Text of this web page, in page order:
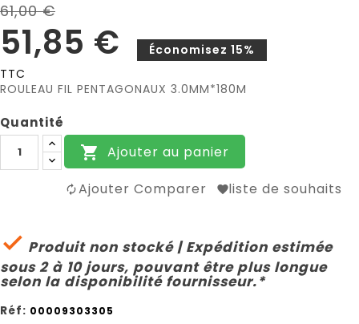
61,00 €
51,85 €
Économisez 15%
TTC
ROULEAU FIL PENTAGONAUX 3.0MM*180M
Quantité
 Ajouter au panier
Ajouter Comparer liste de souhaits
 Produit non stocké | Expédition estimée
sous 2 à 10 jours, pouvant être plus longue
selon la disponibilité fournisseur.*
Réf: 00009303305